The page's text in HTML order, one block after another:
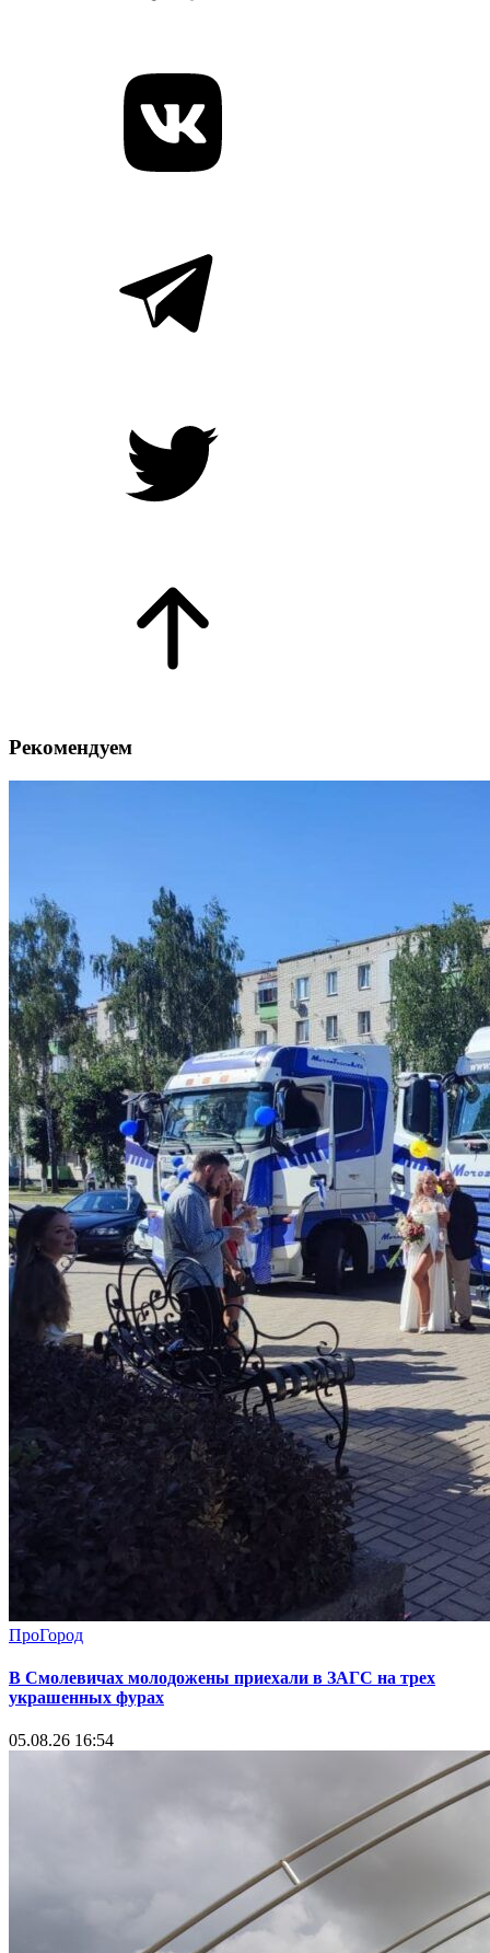
Рекомендуем
ПроГород
В Смолевичах молодожены приехали в ЗАГС на трех
украшенных фурах
05.08.26 16:54